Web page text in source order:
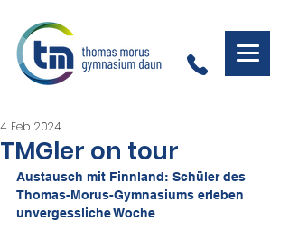
TMGler on tour
4. Feb. 2024
Austausch mit Finnland: Schüler des
Thomas-Morus-Gymnasiums erleben
unvergessliche Woche